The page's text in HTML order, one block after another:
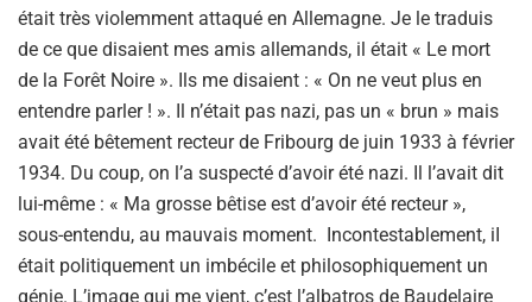
était très violemment attaqué en Allemagne. Je le traduis
de ce que disaient mes amis allemands, il était « Le mort
de la Forêt Noire ». Ils me disaient : « On ne veut plus en
entendre parler ! ». Il n’était pas nazi, pas un « brun » mais
avait été bêtement recteur de Fribourg de juin 1933 à février
1934. Du coup, on l’a suspecté d’avoir été nazi. Il l’avait dit
lui-même : « Ma grosse bêtise est d’avoir été recteur »,
sous-entendu, au mauvais moment. Incontestablement, iI
était politiquement un imbécile et philosophiquement un
génie. L’image qui me vient, c’est l’albatros de Baudelaire